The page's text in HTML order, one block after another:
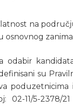
na
osnovnog
odabir
su
poduzetnicima
02-11/5-2378/21